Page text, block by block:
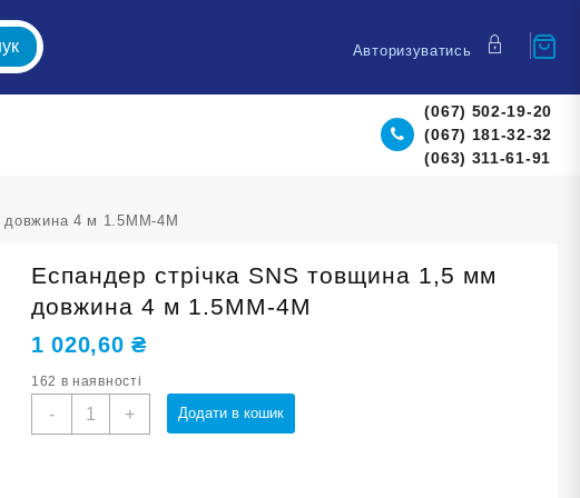
Авторизуватись
(067) 502-19-20
(067) 181-32-32
(063) 311-61-91
4 м 1.5MM-4M
Еспандер стрічка SNS товщина 1,5 мм
довжина 4 м 1.5MM-4M
1 020,60₴
162 в наявності
-
Еспандер
+ Додати в кошик